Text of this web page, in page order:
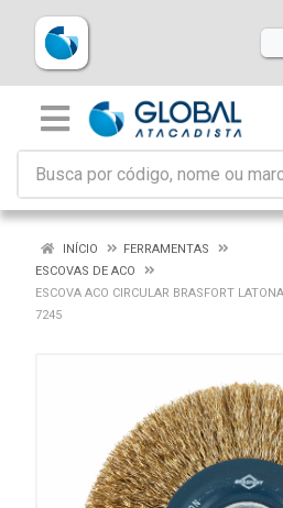
INÍCIO
FERRAMENTAS
ESCOVAS DE ACO
ESCOVA ACO CIRCULAR BRASFORT
7245